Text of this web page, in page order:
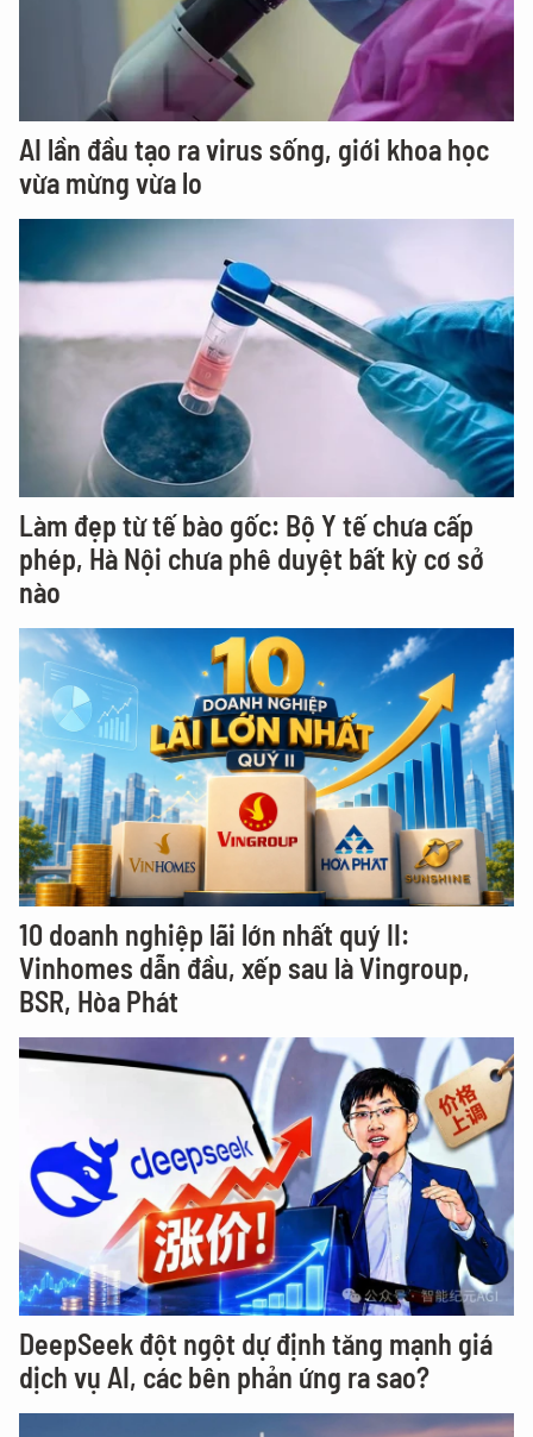
AI lần đầu tạo ra virus sống, giới khoa học
vừa mừng vừa lo
Làm đẹp từ tế bào gốc: Bộ Y tế chưa cấp
phép, Hà Nội chưa phê duyệt bất kỳ cơ sở
nào
10 doanh nghiệp lãi lớn nhất quý II:
Vinhomes dẫn đầu, xếp sau là Vingroup,
BSR, Hòa Phát
DeepSeek đột ngột dự định tăng mạnh giá
dịch vụ AI, các bên phản ứng ra sao?